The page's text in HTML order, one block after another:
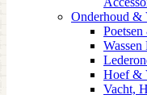
Onderhoud &
Wassen
Hoef &
Vacht,